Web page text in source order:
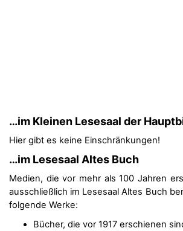
…im Kleinen Lesesaal der
Hier gibt es keine Einschränkungen!
…im Lesesaal Altes Buch
Medien, die vor mehr als 100 Jahren
ausschließlich im Lesesaal Altes Buch
folgende Werke:
Bücher, die vor 1917 erschienen